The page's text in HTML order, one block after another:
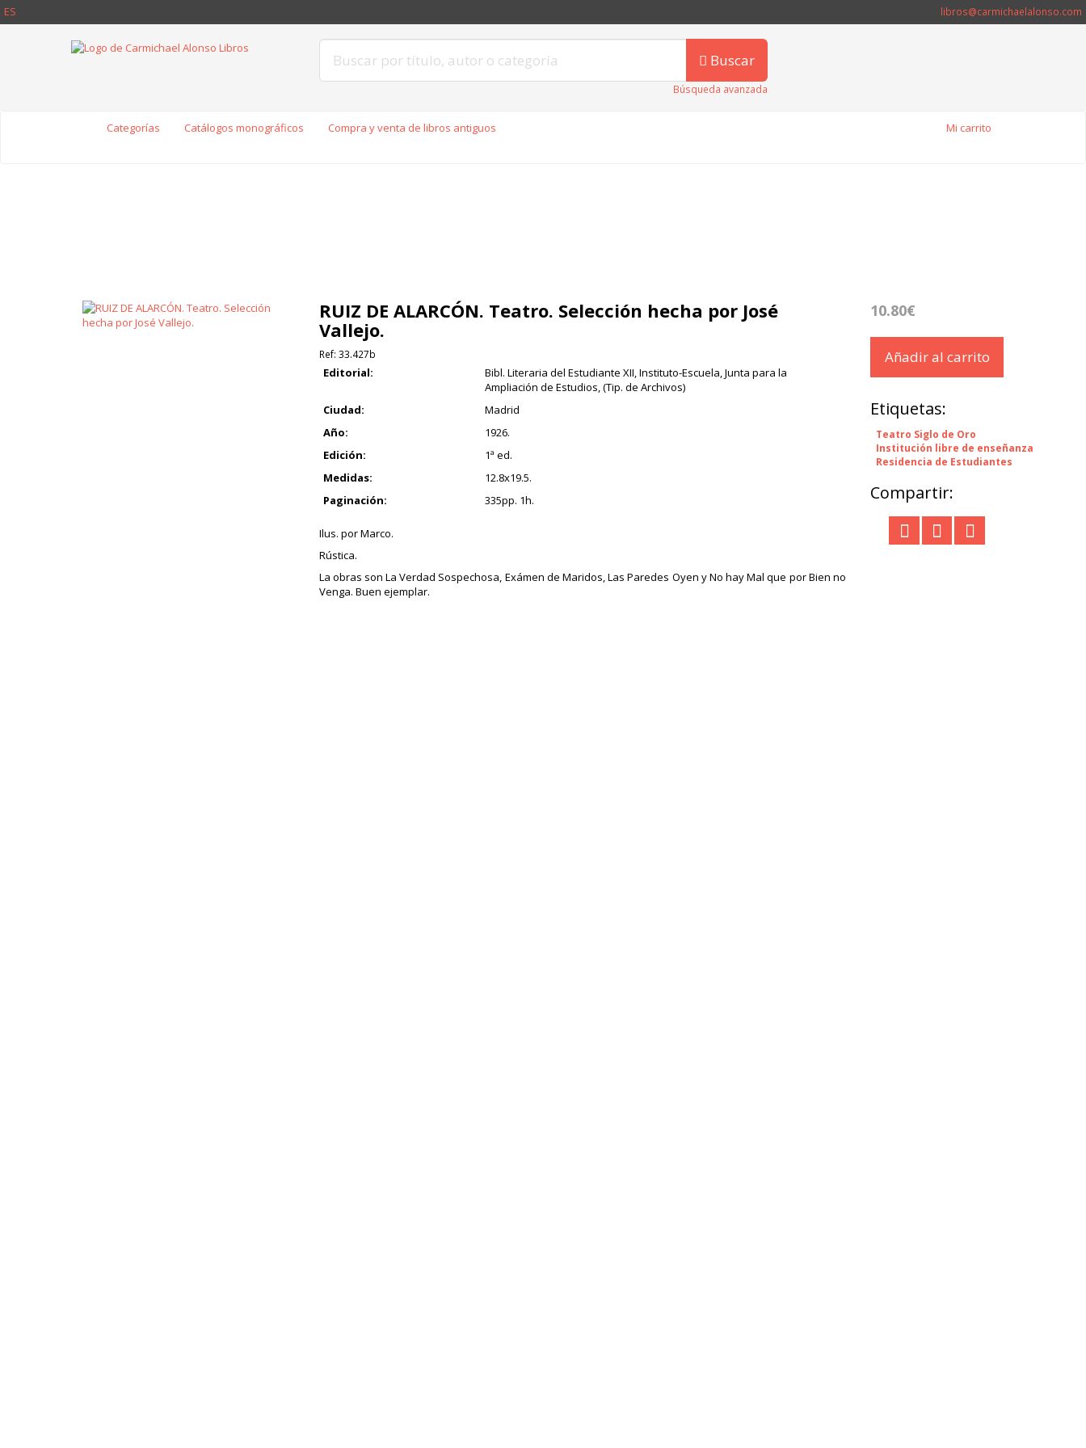
ES libros@carmichaelalonso.com
Buscar
Búsqueda avanzada
Categorías Catálogos monográficos Compra y venta de libros antiguos Mi carrito
RUIZ DE ALARCÓN. Teatro. Selección hecha por José
Vallejo.
Ref: 33.427b
Editorial:
Bibl. Literaria del Estudiante XII, Instituto-Escuela, Junta para la
Ampliación de Estudios, (Tip. de Archivos)
Ciudad:
Madrid
Año:
1926.
Edición:
1ª ed.
Medidas:
12.8x19.5.
Paginación:
335pp. 1h.
Ilus. por Marco.
Rústica.
La obras son La Verdad Sospechosa, Exámen de Maridos, Las Paredes Oyen y No hay Mal que por Bien no
Venga. Buen ejemplar.
10.80€
Añadir al carrito
Etiquetas:
Teatro Siglo de Oro
Institución libre de enseñanza
Residencia de Estudiantes
Compartir: